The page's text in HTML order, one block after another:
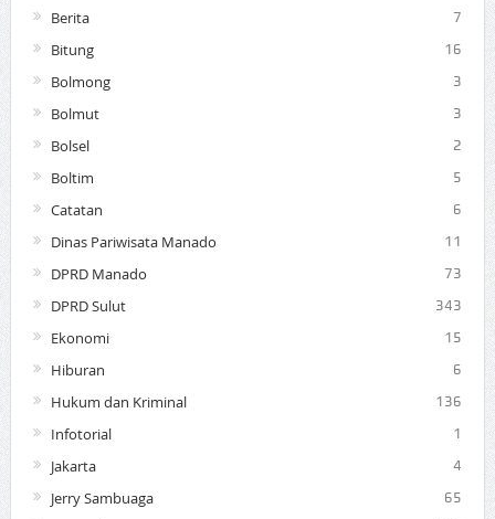
Berita 7
Bitung 16
Bolmong 3
Bolmut 3
Bolsel 2
Boltim 5
Catatan 6
Dinas Pariwisata Manado 11
DPRD Manado 73
DPRD Sulut 343
Ekonomi 15
Hiburan 6
Hukum dan Kriminal 136
Infotorial 1
Jakarta 4
Jerry Sambuaga 65